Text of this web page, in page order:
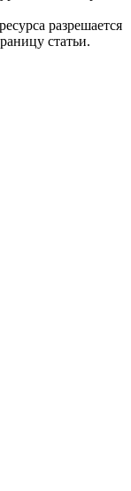
разрешается
статьи.